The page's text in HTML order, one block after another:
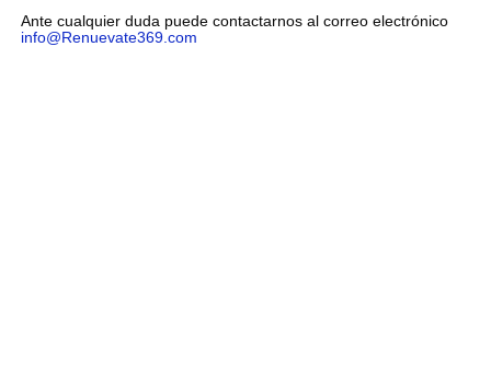
Ante cualquier duda puede contactarnos al correo electrónico
info@Renuevate369.com